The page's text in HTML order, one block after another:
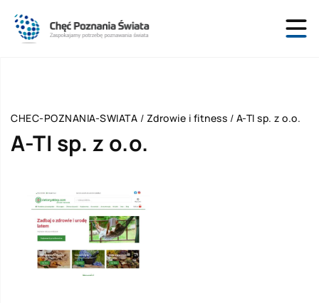
CHEC-POZNANIA-SWIATA / Zdrowie i fitness / A-TI sp. z o.o.
A-TI sp. z o.o.